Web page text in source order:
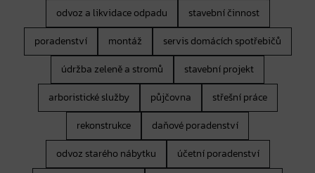
odvoz a likvidace odpadu
stavební činnost
poradenství
montáž
servis domácích spotřebičů
údržba zeleně a stromů
stavební projekt
arboristické služby
půjčovna
střešní práce
rekonstrukce
daňové poradenství
odvoz starého nábytku
účetní poradenství